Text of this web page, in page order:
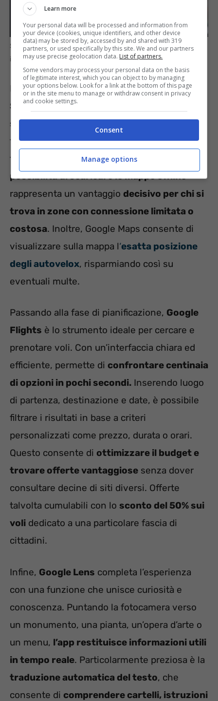
Scarica queste app per risparmiare sul tuo prossimo viaggio –
informazioneoggi.it
Ma una delle sue funzioni più apprezzate è
Street View, che consente di visualizzare le
strade prima di arrivare a destinazione,
fornendo una panoramica utile per
familiarizzare con l’ambiente. Inoltre, la
possibilità di scaricare le mappe offline
rappresenta un vantaggio decisivo per chi si
trova in zone con connessione limitata o
costosa. Inoltre, Google Maps consente di
visualizzare sulla mappa l‘esatta posizione
degli autovelox, risparmiando così su
eventuali multe.
Passando alla fase di pianificazione, Google
Flights è lo strumento ideale per cercare e
prenotare voli. Con un’interfaccia chiara ed
efficiente, permette di confrontare centinaia
di opzioni in pochi secondi. Inserendo luogo
di partenza, destinazione e date, è possibile
filtrare i risultati in base a criteri
personalizzati come prezzo, durata o orari.
Questo consente di ottimizzare il budget e
trovare offerte vantaggiose senza dover
consultare decine di siti diversi. Offerte
talvolta cumulabili con lo sconto del 50% sui
voli dedicato a una particolare fascia di
cittadini.
Infine, Google Lens completa l’esperienza
con una funzione che unisce curiosità e
conoscenza. Puntando la fotocamera verso
un monumento, una pianta, un’opera d’arte o
un menu, l’app restituisce informazioni utili
in tempo reale. Particolarmente preziosa è la
traduzione automatica del testo, che
consente di comprendere cartelli, istruzioni
Learn more
Your personal data will be processed and information from
your device (cookies, unique identifiers, and other device
data) may be stored by, accessed by and shared with 319
partners, or used specifically by this site. We and our partners
may use precise geolocation data. List of partners.
Some vendors may process your personal data on the basis
of legitimate interest, which you can object to by managing
your options below. Look for a link at the bottom of this page
or in the site menu to manage or withdraw consent in privacy
and cookie settings.
Consent
Manage options